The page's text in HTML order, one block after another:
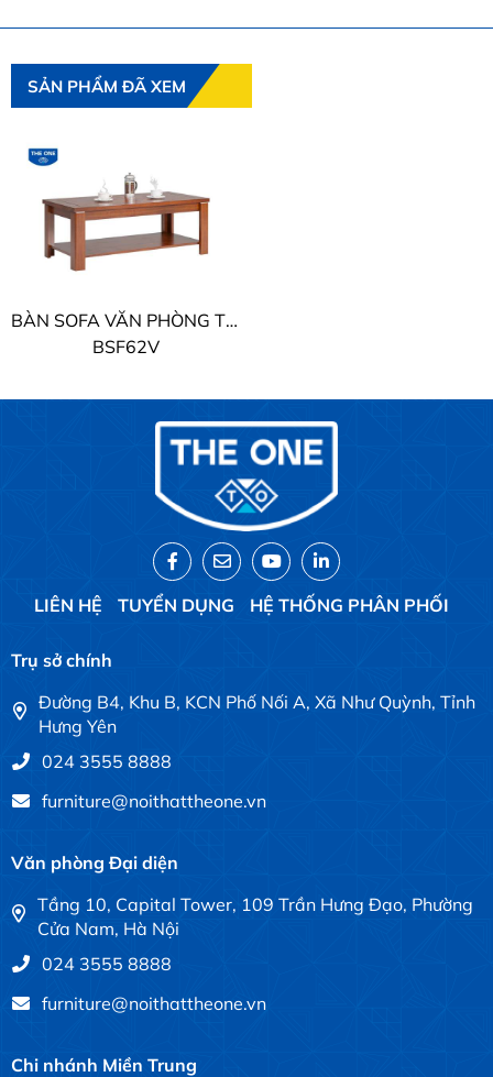
SẢN PHẨM ĐÃ XEM
BÀN SOFA VĂN PHÒNG THE ONE
BSF62V
LIÊN HỆ TUYỂN DỤNG HỆ THỐNG PHÂN PHỐI
Trụ sở chính
Đường B4, Khu B, KCN Phố Nối A, Xã Như Quỳnh, Tỉnh
Hưng Yên
024 3555 8888
furniture@noithattheone.vn
Văn phòng Đại diện
Tầng 10, Capital Tower, 109 Trần Hưng Đạo, Phường
Cửa Nam, Hà Nội
024 3555 8888
furniture@noithattheone.vn
Chi nhánh Miền Trung